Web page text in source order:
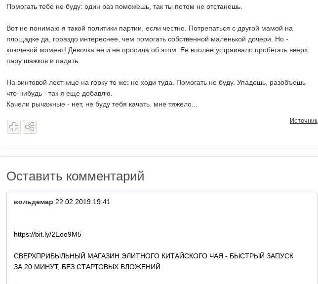
Помогать тебе не буду: один раз поможешь, так ты потом не отстанешь.
Вот не понимаю я такой политики партии, если честно. Потрепаться с другой мамой на
площадке да, гораздо интереснее, чем помогать собственной маленькой дочери. Но -
ключевой момент! Девочка ее и не просила об этом. Её вполне устраивало пробегать вверх
пару шажков и падать.
На винтовой лестнице на горку то же: не ходи туда. Помогать не буду. Упадешь, разобъешь
что-нибудь - так я еще добавлю.
Качели рычажные - нет, не буду тебя качать. мне тяжело...
Источник
Оставить комментарий
вольдемар 22.02.2019 19:41
https://bit.ly/2Eoo9M5
СВЕРХПРИБЫЛЬНЫЙ МАГАЗИН ЭЛИТНОГО КИТАЙСКОГО ЧАЯ - БЫСТРЫЙ ЗАПУСК
ЗА 20 МИНУТ, БЕЗ СТАРТОВЫХ ВЛОЖЕНИЙ